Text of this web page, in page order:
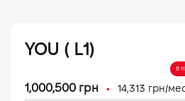
YOU ( L1)
В
1,000,500 грн • 14,313 грн/